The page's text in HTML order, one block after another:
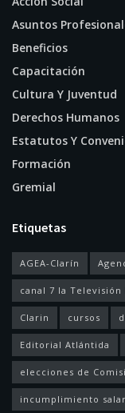
Asuntos
Beneficios
Capacitación
Cultura Y Juventud
Derechos Humanos
Estatutos Y
Formación
Gremial
Etiquetas
AGEA-Clarín
canal 7 la Televisión
Clarin cursos
Editorial Atlántida
elecciones de
incumplimiento